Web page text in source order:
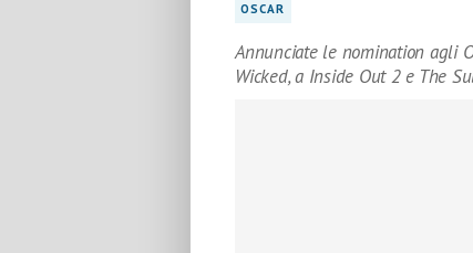
OSCAR
Annunciate le nomination agli
Wicked, a Inside Out 2 e The